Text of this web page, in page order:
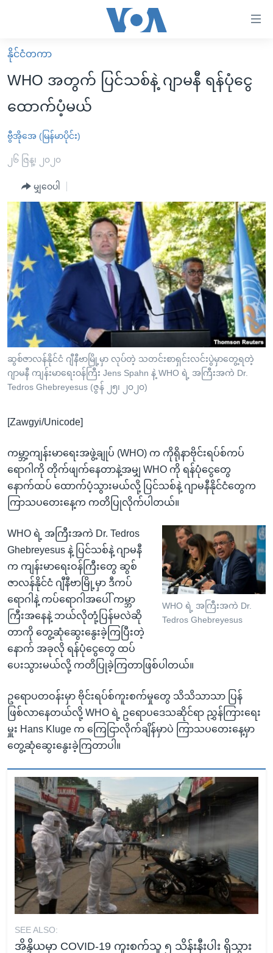
လွယ်ကူ
စေ
များ
ပင်မ
ကျော်
ကြည့်
ရန်
ပင်မ
အ
ညွန်း
စာမျက်နှာ
သို့
ကြည့်
ရန်
ရှာဖွေ
နေရာ
ကျော်
ရန်
မူလစာမျက်နှာ
မြန်မာ
ကမ္ဘာ့သတင်းများ
နိုင်ငံတကာ
အမေရိကန်
အစ္စရေး-ပါလက်စတိုင်း
ဗွီဒီယို
သတင်းလွတ်လပ်ခွင့်
အင်္ဂလိပ်စာလေ့လာမယ်
အမေရိကန်သုံးအီဒီယံ
မကြေးမုံရဲ့ အင်္ဂလိပ်စာ
ရုပ်ရှင်ထဲက အင်္ဂလိပ်စာ
သုတပဒေသာ အင်္ဂလိပ်စာ
အပတ်စဉ်ကဏ္ဍများ
တီဗွီ
ရေဒီယိုနှင့်ရုပ်သံ အချက်အလက်များ
ရေဒီယို/တီဗွီအစီအစဉ်
Learning English
ဗွီအိုအေ လူမှုကွန်ယက်များ
ဘာသာစကားများ
နိုင်ငံတကာ
WHO အတွက် ပြင်သစ်နဲ့ ဂျာမနီ ရန်ပုံငွေ
ထောက်ပံ့မယ်
ဗွီအိုအေ (မြန်မာပိုင်း)
၂၆ ဇြန္၊ ၂၀၂၀
မျှဝေပါ
ဆွစ်ဇာလန်နိုင်ငံ ဂျီနီဗာမြို့မှာ လုပ်တဲ့ သတင်းစာရှင်းလင်းပွဲမှာတွေ့ရတဲ့
ဂျာမနီ ကျန်းမာရေးဝန်ကြီး Jens Spahn နဲ့ WHO ရဲ့ အကြီးအကဲ Dr.
Tedros Ghebreyesus (ဇွန် ၂၅၊ ၂၀၂၀)
[Zawgyi/Unicode]
ကမ္ဘာ့ကျန်းမာရေးအဖွဲ့ချုပ် (WHO) က ကိုရိုနာဗိုင်းရပ်စ်ကပ်
ရောဂါကို တိုက်ဖျက်နေတာနဲ့အမျှ WHO ကို ရန်ပုံငွေတွေ
နောက်ထပ် ထောက်ပံ့သွားမယ်လို့ ပြင်သစ်နဲ့ ဂျာမနီနိုင်ငံတွေက
ကြာသပတေးနေ့က ကတိပြုလိုက်ပါတယ်။
WHO ရဲ့ အကြီးအကဲ Dr.
Tedros Ghebreyesus
WHO ရဲ့ အကြီးအကဲ Dr. Tedros
Ghebreyesus နဲ့ ပြင်သစ်နဲ့ ဂျာမနီ
က ကျန်းမာရေးဝန်ကြီးတွေ ဆွစ်
ဇာလန်နိုင်ငံ ဂျီနီဗာမြို့မှာ ဒီကပ်
ရောဂါနဲ့ ကပ်ရောဂါအပေါ် ကမ္ဘာ
ကြီးအနေနဲ့ ဘယ်လိုတုံ့ပြန်မလဲဆို
တာကို တွေ့ဆုံဆွေးနွေးခဲ့ကြပြီးတဲ့
နောက် အခုလို ရန်ပုံငွေတွေ ထပ်
ပေးသွားမယ်လို့ ကတိပြုခဲ့ကြတာဖြစ်ပါတယ်။
ဥရောပတဝန်းမှာ ဗိုင်းရပ်စ်ကူးစက်မှုတွေ သိသိသာသာ ပြန်
ဖြစ်လာနေတယ်လို့ WHO ရဲ့ ဥရောပဒေသဆိုင်ရာ ညွှန်ကြားရေး
မှူး Hans Kluge က ကြေငြာလိုက်ချိန်မှာပဲ ကြာသပတေးနေ့မှာ
တွေ့ဆုံဆွေးနွေးခဲ့ကြတာပါ။
SEE ALSO:
အိန္ဒိယမှာ COVID-19 ကူးစက်သူ ၅ သိန်းနီးပါး ရှိသွား